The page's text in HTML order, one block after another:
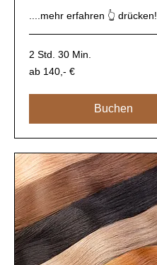
....mehr erfahren 👆 drücken!
2 Std. 30 Min.
ab
140,-
ab 140,- €
Buchen